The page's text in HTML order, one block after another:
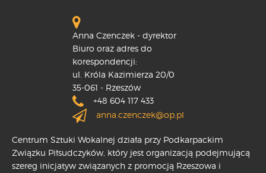
Anna Czenczek - dyrektor
Biuro oraz adres do
korespondencji:
ul. Króla Kazimierza 20/0
35-061 - Rzeszów
+48 604 117 433
anna.czenczek@op.pl
Centrum Sztuki Wokalnej działa przy Podkarpackim
Związku Piłsudczyków, który jest organizacją podejmującą
szereg inicjatyw związanych z promocją Rzeszowa i